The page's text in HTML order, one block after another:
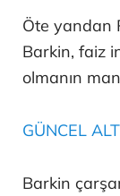
Öte yandan
Barkin, faiz
olmanın
GÜNCEL
Barkin